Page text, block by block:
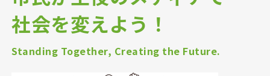
社会を変えよう！
Standing Together, Creating the Future.